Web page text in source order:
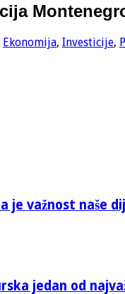
Ekonomija, Investicije,
je važnost
jedan od